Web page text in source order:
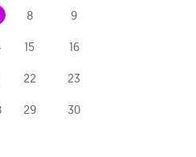
8 9
15 16
22 23
29 30